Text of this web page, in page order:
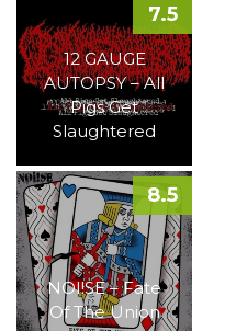
12 GAUGE
AUTOPSY – All
Pigs Get
Slaughtered
7.5
NOI!SE – Fate
Of The Union
8.5